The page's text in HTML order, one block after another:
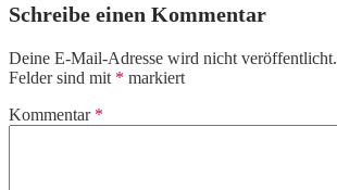
Schreibe einen Kommentar
Deine E-Mail-Adresse wird nicht veröffentlicht.
Felder sind mit * markiert
Kommentar *